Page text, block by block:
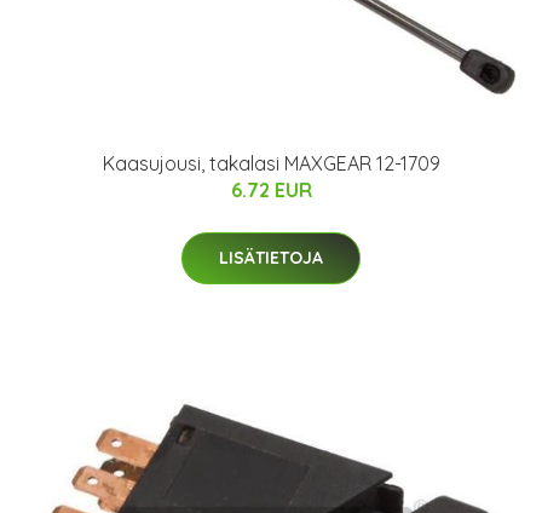
Kaasujousi, takalasi MAXGEAR 12-1709
6.72 EUR
LISÄTIETOJA